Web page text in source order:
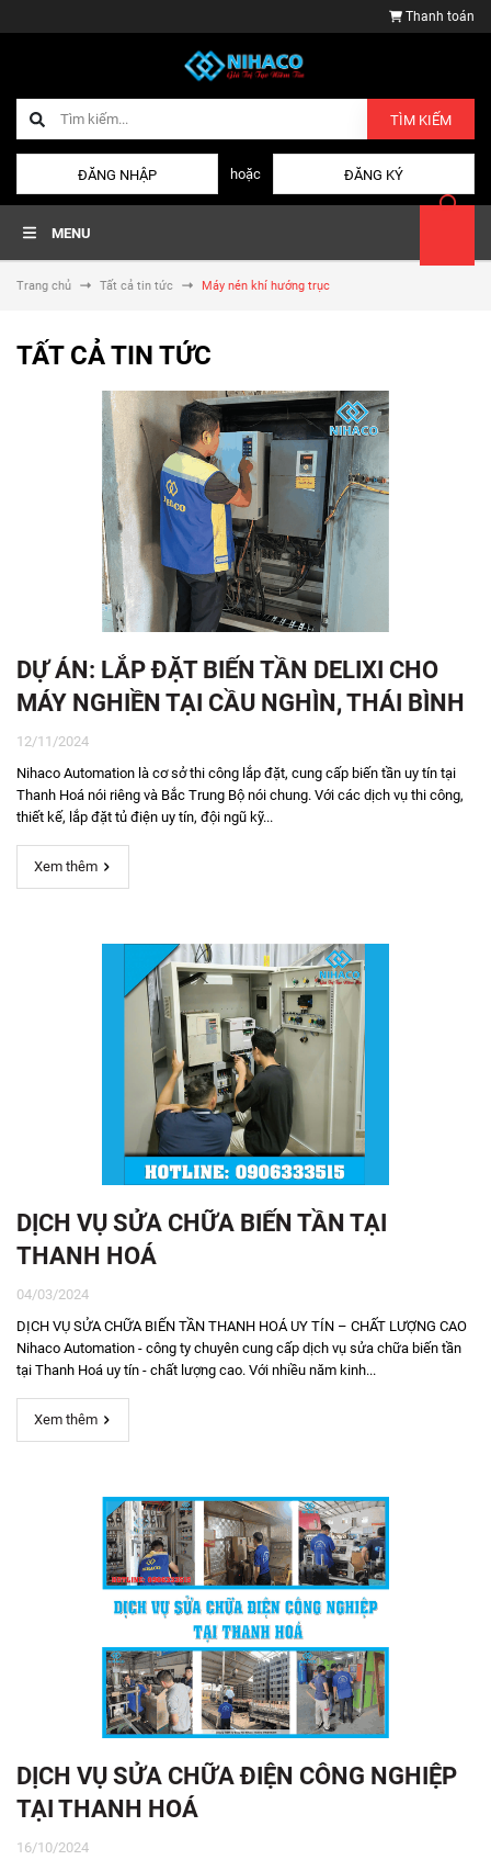
Thanh toán
TÌM KIẾM
ĐĂNG NHẬP hoặc ĐĂNG KÝ
MENU
Trang chủ Tất cả tin tức Máy nén khí hướng trục
TẤT CẢ TIN TỨC
DỰ ÁN: LẮP ĐẶT BIẾN TẦN DELIXI CHO
MÁY NGHIỀN TẠI CẦU NGHÌN, THÁI BÌNH
12/11/2024
Nihaco Automation là cơ sở thi công lắp đặt, cung cấp biến tần uy tín tại
Thanh Hoá nói riêng và Bắc Trung Bộ nói chung. Với các dịch vụ thi công,
thiết kế, lắp đặt tủ điện uy tín, đội ngũ kỹ...
Xem thêm
DỊCH VỤ SỬA CHỮA BIẾN TẦN TẠI
THANH HOÁ
04/03/2024
DỊCH VỤ SỬA CHỮA BIẾN TẦN THANH HOÁ UY TÍN – CHẤT LƯỢNG CAO
Nihaco Automation - công ty chuyên cung cấp dịch vụ sửa chữa biến tần
tại Thanh Hoá uy tín - chất lượng cao. Với nhiều năm kinh...
Xem thêm
DỊCH VỤ SỬA CHỮA ĐIỆN CÔNG NGHIỆP
TẠI THANH HOÁ
16/10/2024